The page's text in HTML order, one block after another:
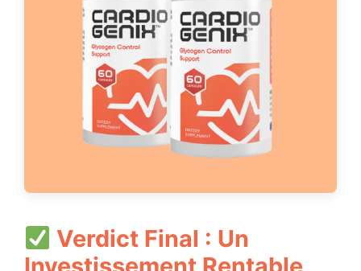
Verdict Final : Un